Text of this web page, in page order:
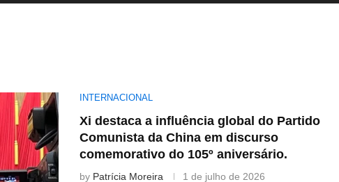
INTERNACIONAL
Xi destaca a influência global do Partido
Comunista da China em discurso
comemorativo do 105º aniversário.
by Patrícia Moreira 1 de julho de 2026